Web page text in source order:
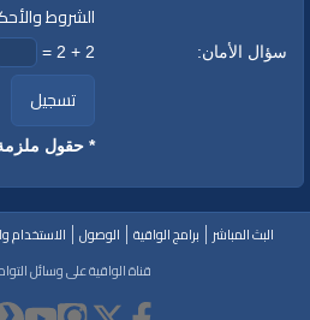
الشروط
سؤال الأمان: 2 + 2 =
تسجيل
* حقول
البث المباشر برامج الواقية الوصول الاستخدام
قناة الواقية على وسائل